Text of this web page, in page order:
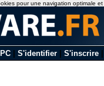
PC S'identifier S'inscrire
pour une navigation optimale